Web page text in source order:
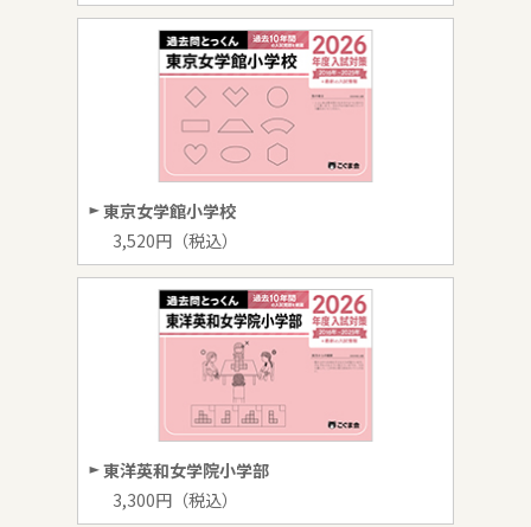
東京女学館小学校
3,520円（税込）
東洋英和女学院小学部
3,300円（税込）